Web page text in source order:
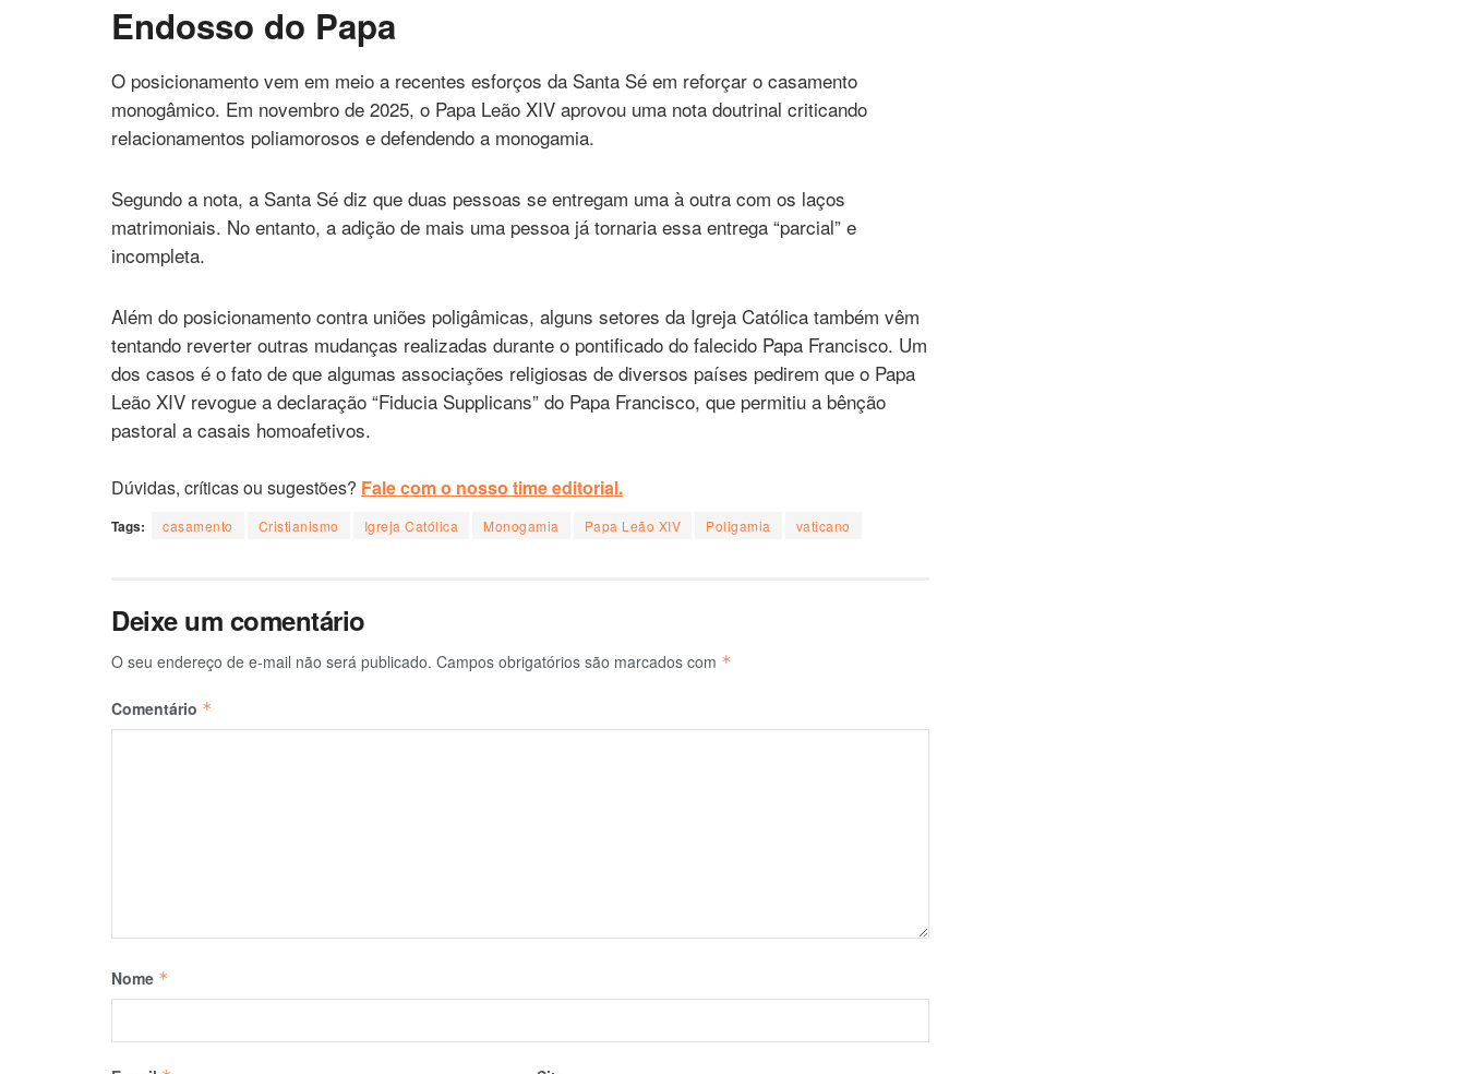
Endosso do Papa
O posicionamento vem em meio a recentes esforços da Santa Sé em reforçar o casamento
monogâmico. Em novembro de 2025, o Papa Leão XIV aprovou uma nota doutrinal criticando
relacionamentos poliamorosos e defendendo a monogamia.
Segundo a nota, a Santa Sé diz que duas pessoas se entregam uma à outra com os laços
matrimoniais. No entanto, a adição de mais uma pessoa já tornaria essa entrega “parcial” e
incompleta.
Além do posicionamento contra uniões poligâmicas, alguns setores da Igreja Católica também vêm
tentando reverter outras mudanças realizadas durante o pontificado do falecido Papa Francisco. Um
dos casos é o fato de que algumas associações religiosas de diversos países pedirem que o Papa
Leão XIV revogue a declaração “Fiducia Supplicans” do Papa Francisco, que permitiu a bênção
pastoral a casais homoafetivos.
Dúvidas, críticas ou sugestões? Fale com o nosso time editorial.
Tags: casamento Cristianismo Igreja Católica Monogamia Papa Leão XIV Poligamia vaticano
Deixe um comentário
O seu endereço de e-mail não será publicado. Campos obrigatórios são marcados com *
Comentário *
Nome *